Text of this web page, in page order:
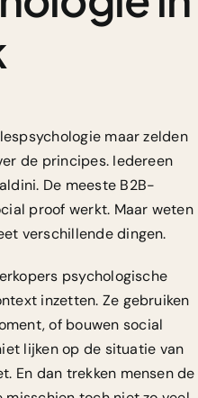
maar zelden
de principes. Iedereen
De meeste B2B-
proof werkt. Maar weten
verschillende dingen.
psychologische
inzetten. Ze gebruiken
of bouwen social
lijken op de situatie van
En dan trekken mensen de